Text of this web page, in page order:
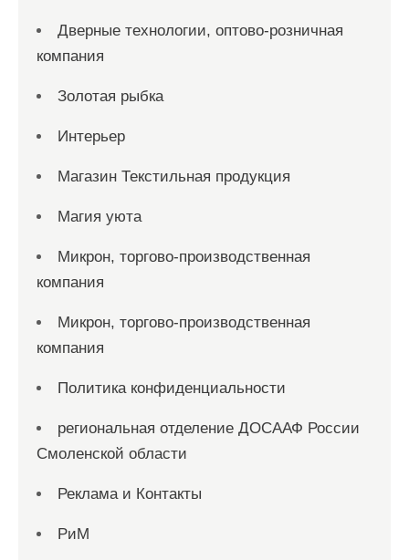
Дверные технологии, оптово-розничная
компания
Золотая рыбка
Интерьер
Магазин Текстильная продукция
Магия уюта
Микрон, торгово-производственная
компания
Микрон, торгово-производственная
компания
Политика конфиденциальности
региональная отделение ДОСААФ России
Смоленской области
Реклама и Контакты
РиМ